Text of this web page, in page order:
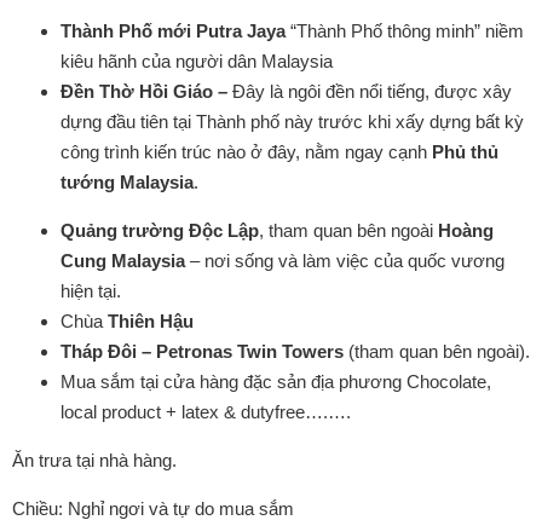
Thành Phố mới Putra Jaya“Thành Phố thông minh” niềm
kiêu hãnh của người dân Malaysia
Đền Thờ Hồi Giáo – Đây là ngôi đền nổi tiếng, được xây
dựng đầu tiên tại Thành phố này trước khi xấy dựng bất kỳ
công trình kiến trúc nào ở đây, nằm ngay cạnh Phủ thủ
tướng Malaysia.
Quảng trường Độc Lập, tham quan bên ngoài Hoàng
Cung Malaysia– nơi sống và làm việc của quốc vương
hiện tại.
Chùa Thiên Hậu
Tháp Đôi – Petronas Twin Towers (tham quan bên ngoài).
Mua sắm tại cửa hàng đặc sản địa phương Chocolate,
local product + latex & dutyfree….….
Ăn trưa tại nhà hàng.
Chiều: Nghỉ ngơi và tự do mua sắm